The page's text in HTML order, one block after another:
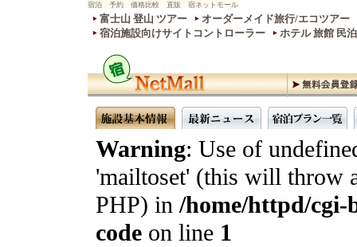
宿泊 予約 価格比較 直販 宿ネットモール
富士山 登山 ツアー
オーダーメイド旅行/エコツアー
宿泊施設向けサイトコントローラー
ホテル 旅館 民
Warning: Use of
'mailtoset' (this will throw
PHP) in/home/httpd/cgi-
code on line 1